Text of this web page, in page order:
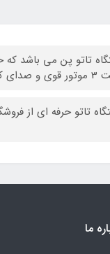
جدیدترین دستگاه تاتو
تاتو حرفه ای از
ما